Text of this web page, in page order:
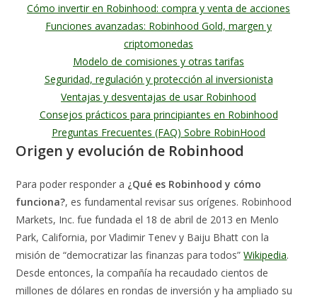
Cómo invertir en Robinhood: compra y venta de acciones
Funciones avanzadas: Robinhood Gold, margen y
criptomonedas
Modelo de comisiones y otras tarifas
Seguridad, regulación y protección al inversionista
Ventajas y desventajas de usar Robinhood
Consejos prácticos para principiantes en Robinhood
Preguntas Frecuentes (FAQ) Sobre RobinHood
Origen y evolución de Robinhood
Para poder responder a ¿Qué es Robinhood y cómo
funciona?, es fundamental revisar sus orígenes. Robinhood
Markets, Inc. fue fundada el 18 de abril de 2013 en Menlo
Park, California, por Vladimir Tenev y Baiju Bhatt con la
misión de “democratizar las finanzas para todos”Wikipedia.
Desde entonces, la compañía ha recaudado cientos de
millones de dólares en rondas de inversión y ha ampliado su